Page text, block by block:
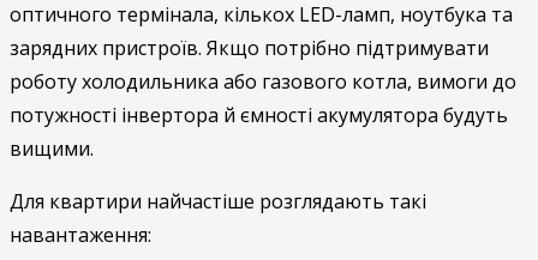
оптичного термінала, кількох LED-ламп, ноутбука та
зарядних пристроїв. Якщо потрібно підтримувати
роботу холодильника або газового котла, вимоги до
потужності інвертора й ємності акумулятора будуть
вищими.
Для квартири найчастіше розглядають такі
навантаження: